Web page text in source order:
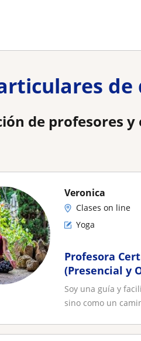
de profesores
Veronica
Clases on line
Yoga
Profesora
(Presencial y
Soy una guía y
sino como un